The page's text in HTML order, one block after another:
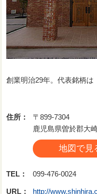
創業明治29年。代表銘柄は
住所：
〒899-7304
鹿児島県曽於郡大
地図で見
TEL： 099-476-0024
URL： http://